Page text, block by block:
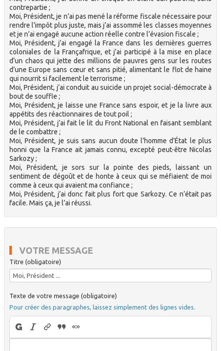
contrepartie ;
Moi, Président, je n’ai pas mené la réforme fiscale nécessaire pour
rendre l’impôt plus juste, mais j’ai assommé les classes moyennes
et je n’ai engagé aucune action réelle contre l’évasion fiscale ;
Moi, Président, j’ai engagé la France dans les dernières guerres
coloniales de la Françafrique, et j’ai participé à la mise en place
d’un chaos qui jette des millions de pauvres gens sur les routes
d’une Europe sans cœur et sans pitié, alimentant le flot de haine
qui nourrit si facilement le terrorisme ;
Moi, Président, j’ai conduit au suicide un projet social-démocrate à
bout de souffle ;
Moi, Président, je laisse une France sans espoir, et je la livre aux
appétits des réactionnaires de tout poil ;
Moi, Président, j’ai fait le lit du Front National en faisant semblant
de le combattre ;
Moi, Président, je suis sans aucun doute l’homme d’État le plus
honni que la France ait jamais connu, excepté peut-être Nicolas
Sarkozy ;
Moi, Président, je sors sur la pointe des pieds, laissant un
sentiment de dégoût et de honte à ceux qui se méfiaient de moi
comme à ceux qui avaient ma confiance ;
Moi, Président, j’ai donc fait plus fort que Sarkozy. Ce n’était pas
facile. Mais ça, je l’ai réussi.
VOTRE MESSAGE
Titre (obligatoire)
Texte de votre message (obligatoire)
Pour créer des paragraphes, laissez simplement des lignes vides.